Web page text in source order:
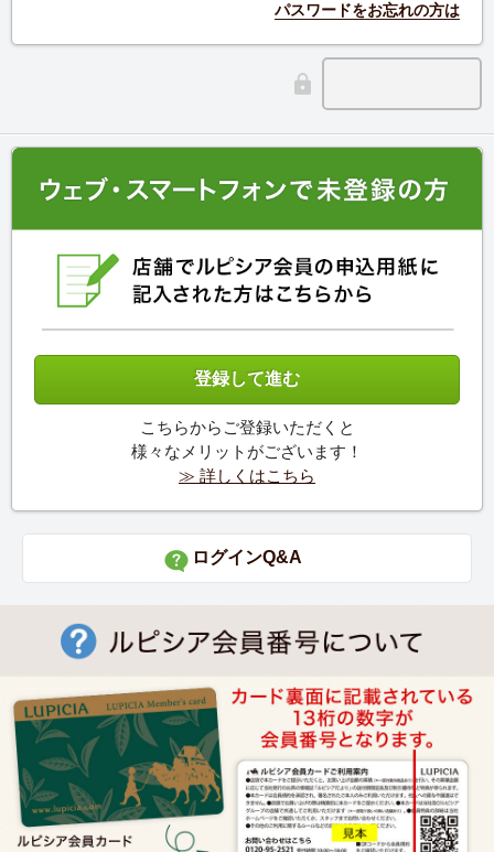
パスワードをお忘れの方は
こちらからご登録いただくと
様々なメリットがございます！
≫ 詳しくはこちら